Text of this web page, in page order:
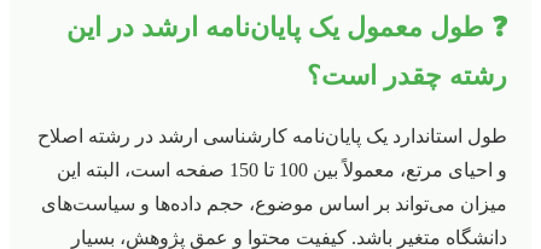
❓ طول معمول یک پایان‌نامه ارشد در این
رشته چقدر است؟
طول استاندارد یک پایان‌نامه کارشناسی ارشد در رشته اصلاح
و احیای مرتع، معمولاً بین 100 تا 150 صفحه است، البته این
میزان می‌تواند بر اساس موضوع، حجم داده‌ها و سیاست‌های
دانشگاه متغیر باشد. کیفیت محتوا و عمق پژوهش، بسیار